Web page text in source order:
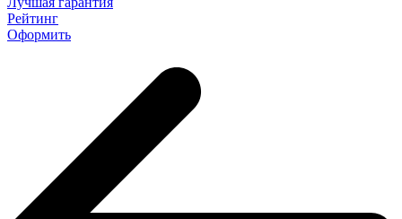
Рейтинг
Оформить